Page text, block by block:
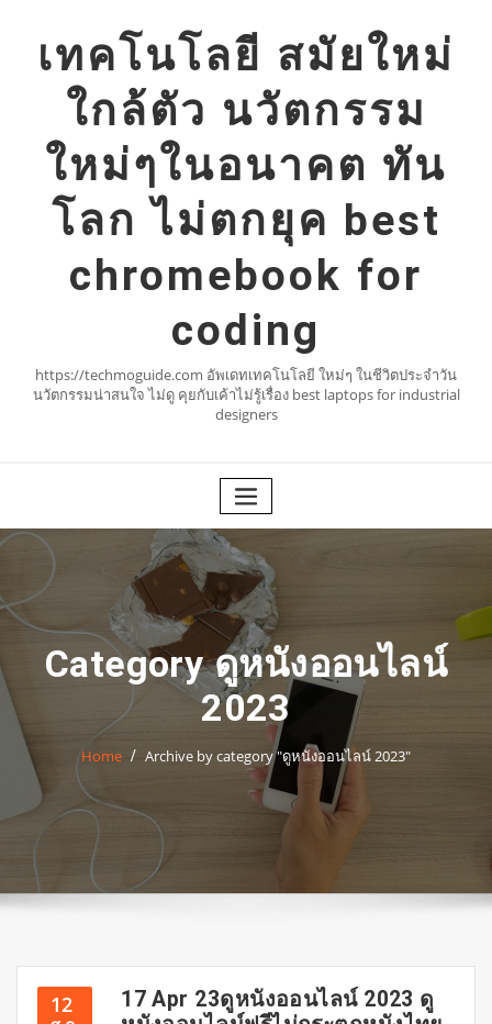
contentเทคโนโลยี สมัยใหม่
ใกล้ตัว นวัตกรรม
ใหม่ๆในอนาคต ทัน
โลก ไม่ตกยุค best
chromebook for
coding
https://techmoguide.com อัพเดทเทคโนโลยี ใหม่ๆ ในชีวิตประจำวัน
นวัตกรรมน่าสนใจ ไม่ดู คุยกับเค้าไม่รู้เรื่อง best laptops for industrial
designers
Category ดูหนังออนไลน์
2023
Home Archive by category "ดูหนังออนไลน์ 2023"
12
17 Apr 23ดูหนังออนไลน์ 2023 ดู